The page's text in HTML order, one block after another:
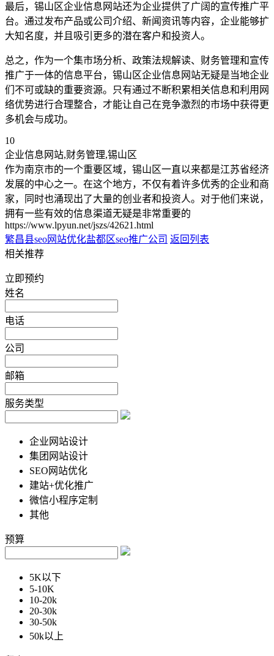
最后，锡山区企业信息网站还为企业提供了广阔的宣传推广平
台。通过发布产品或公司介绍、新闻资讯等内容，企业能够扩
大知名度，并且吸引更多的潜在客户和投资人。
总之，作为一个集市场分析、政策法规解读、财务管理和宣传
推广于一体的信息平台，锡山区企业信息网站无疑是当地企业
们不可或缺的重要资源。只有通过不断积累相关信息和利用网
络优势进行合理整合，才能让自己在竞争激烈的市场中获得更
多机会与成功。
10
企业信息网站,财务管理,锡山区
作为南京市的一个重要区域，锡山区一直以来都是江苏省经济
发展的中心之一。在这个地方，不仅有着许多优秀的企业和商
家，同时也涌现出了大量的创业者和投资人。对于他们来说，
拥有一些有效的信息渠道无疑是非常重要的
https://www.lpyun.net/jszs/42621.html
繁昌县seo网站优化盐都区seo推广公司 返回列表
相关推荐
立即预约
姓名
电话
公司
邮箱
服务类型
企业网站设计
集团网站设计
SEO网站优化
建站+优化推广
微信小程序定制
其他
预算
5K以下
5-10K
10-20k
20-30k
30-50k
50k以上